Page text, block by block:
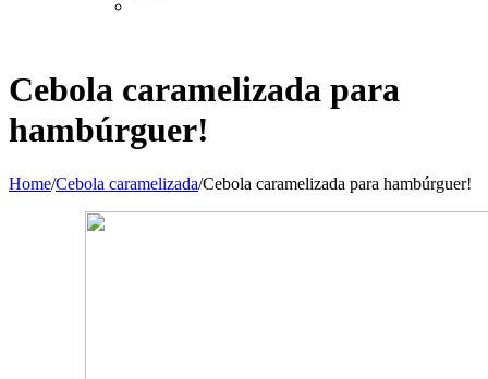
Cebola caramelizada para
hambúrguer!
Home/Cebola caramelizada/Cebola caramelizada para hambúrguer!